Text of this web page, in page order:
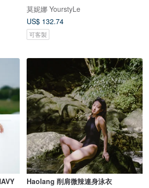
莫妮娜 YourstyLe
US$ 132.74
可客製
Haolang 削肩微辣連身泳衣